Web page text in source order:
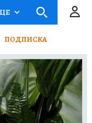
ПОДПИСКА